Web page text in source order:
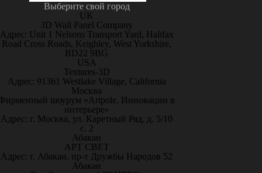
Выберите свой город
UK
3D Wall Panel Company
Адрес: Unit 1 Nelsons Transport Yard, Halifax
Road Cross Roads, Keighley, West Yorkshire,
BD22 9BG
USA
Textures-3D
Адрес: 91361 Westlake Village, California
Москва
шоурум «Artpole. Инновации в
интерьере»
Адрес: г. Москва, ул. Каретный Ряд, д. 5/10
с. 2
Абакан
АРТ СВЕТ
Адрес: г. Абакан, пр-т Дружбы Народов 52
Абакан